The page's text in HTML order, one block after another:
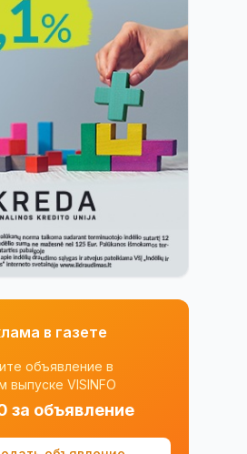
в газете
объявление в
выпуске VISINFO
за объявление